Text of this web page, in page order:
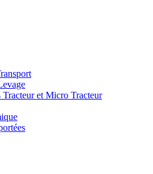
et Micro Tracteur